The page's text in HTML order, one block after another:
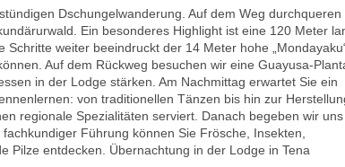
Dschungelwanderung. Auf dem Weg durchqueren
Ein besonderes Highlight ist eine 120 Meter
weiter beeindruckt der 14 Meter hohe
Auf dem Rückweg besuchen wir eine Guayusa-
in der Lodge stärken. Am Nachmittag erwartet Sie ein
von traditionellen Tänzen bis hin zur
regionale Spezialitäten serviert. Danach begeben wir
Führung können Sie Frösche, Insekten,
Pilze entdecken. Übernachtung in der Lodge in Tena